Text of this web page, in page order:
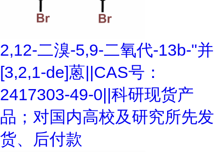
2,12-二溴-5,9-二氧代-13b-"并
[3,2,1-de]蒽||CAS号：
2417303-49-0||科研现货产
品；对国内高校及研究所先发
货、后付款